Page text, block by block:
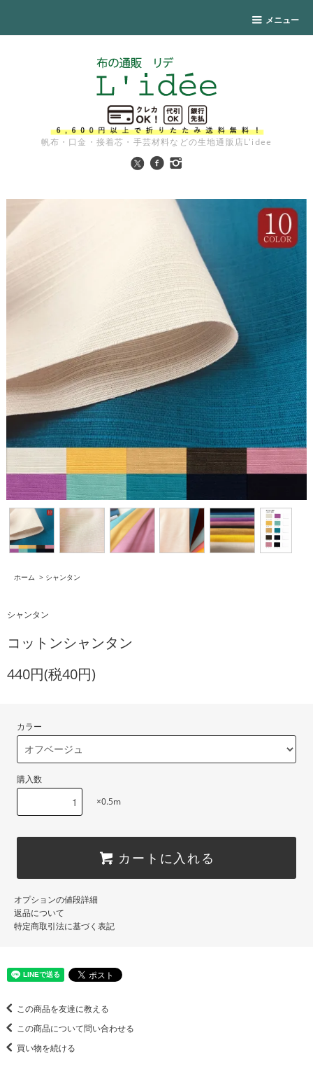
メニュー
帆布・口金・接着芯・手芸材料などの生地通販店L'idee
ホーム > シャンタン
シャンタン
コットンシャンタン
440円(税40円)
カラー
購入数
×0.5m
カートに入れる
オプションの値段詳細
返品について
特定商取引法に基づく表記
この商品を友達に教える
この商品について問い合わせる
買い物を続ける